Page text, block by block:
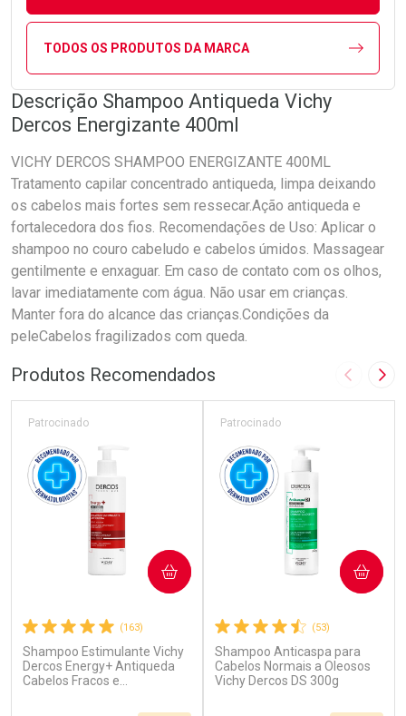
TODOS OS PRODUTOS DA MARCA
Descrição Shampoo Antiqueda Vichy
Dercos Energizante 400ml
VICHY DERCOS SHAMPOO ENERGIZANTE 400ML
Tratamento capilar concentrado antiqueda, limpa deixando
os cabelos mais fortes sem ressecar.Ação antiqueda e
fortalecedora dos fios. Recomendações de Uso: Aplicar o
shampoo no couro cabeludo e cabelos úmidos. Massagear
gentilmente e enxaguar. Em caso de contato com os olhos,
lavar imediatamente com água. Não usar em crianças.
Manter fora do alcance das crianças.Condições da
peleCabelos fragilizados com queda.
Produtos Recomendados Imagem
(163)
Shampoo Estimulante Vichy
Dercos Energy+ Antiqueda
Cabelos Fracos e
Patrocinado
COMPRAR
(53)
Shampoo Anticaspa para
Cabelos Normais a Oleosos
Vichy Dercos DS 300g
Patrocinado
COMPRAR